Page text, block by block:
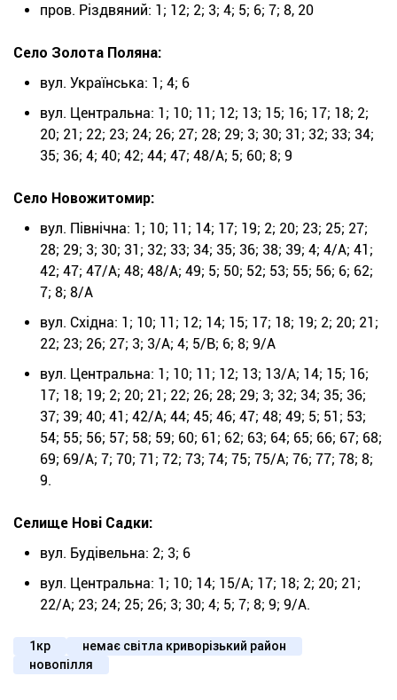
пров. Різдвяний: 1; 12; 2; 3; 4; 5; 6; 7; 8, 20
Село Золота Поляна:
вул. Українська: 1; 4; 6
вул. Центральна: 1; 10; 11; 12; 13; 15; 16; 17; 18; 2;
20; 21; 22; 23; 24; 26; 27; 28; 29; 3; 30; 31; 32; 33; 34;
35; 36; 4; 40; 42; 44; 47; 48/А; 5; 60; 8; 9
Село Новожитомир:
вул. Північна: 1; 10; 11; 14; 17; 19; 2; 20; 23; 25; 27;
28; 29; 3; 30; 31; 32; 33; 34; 35; 36; 38; 39; 4; 4/А; 41;
42; 47; 47/А; 48; 48/А; 49; 5; 50; 52; 53; 55; 56; 6; 62;
7; 8; 8/А
вул. Східна: 1; 10; 11; 12; 14; 15; 17; 18; 19; 2; 20; 21;
22; 23; 26; 27; 3; 3/А; 4; 5/В; 6; 8; 9/А
вул. Центральна: 1; 10; 11; 12; 13; 13/А; 14; 15; 16;
17; 18; 19; 2; 20; 21; 22; 26; 28; 29; 3; 32; 34; 35; 36;
37; 39; 40; 41; 42/А; 44; 45; 46; 47; 48; 49; 5; 51; 53;
54; 55; 56; 57; 58; 59; 60; 61; 62; 63; 64; 65; 66; 67; 68;
69; 69/А; 7; 70; 71; 72; 73; 74; 75; 75/А; 76; 77; 78; 8;
9.
Селище Нові Садки:
вул. Будівельна: 2; 3; 6
вул. Центральна: 1; 10; 14; 15/А; 17; 18; 2; 20; 21;
22/А; 23; 24; 25; 26; 3; 30; 4; 5; 7; 8; 9; 9/А.
1кр
немає світла криворізький район
новопілля